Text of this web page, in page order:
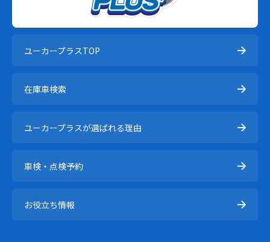
ユーカープラスTOP
在庫⾞検索
ユーカープラスが選ばれる理由
車検・点検予約
お役立ち情報